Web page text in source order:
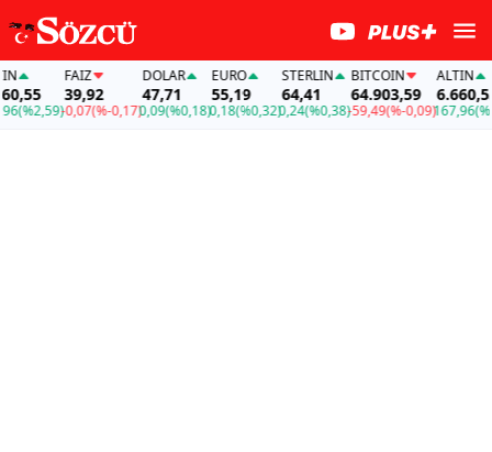
39,92
-0,07(%-0,17)
DOLAR
47,71
0,09(%0,18)
EURO
55,19
0,18(%0,32)
STERLIN
64,41
0,24(%0,38)
BITCOIN
64.903,59
-59,49(%-0,09)
ALTIN
6.660,55
167,96